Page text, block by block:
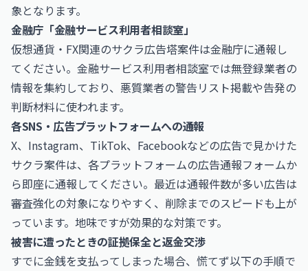
象となります。
金融庁「金融サービス利用者相談室」
仮想通貨・FX関連のサクラ広告塔案件は金融庁に通報し
てください。金融サービス利用者相談室では無登録業者の
情報を集約しており、悪質業者の警告リスト掲載や告発の
判断材料に使われます。
各SNS・広告プラットフォームへの通報
X、Instagram、TikTok、Facebookなどの広告で見かけた
サクラ案件は、各プラットフォームの広告通報フォームか
ら即座に通報してください。最近は通報件数が多い広告は
審査強化の対象になりやすく、削除までのスピードも上が
っています。地味ですが効果的な対策です。
被害に遭ったときの証拠保全と返金交渉
すでに金銭を支払ってしまった場合、慌てず以下の手順で